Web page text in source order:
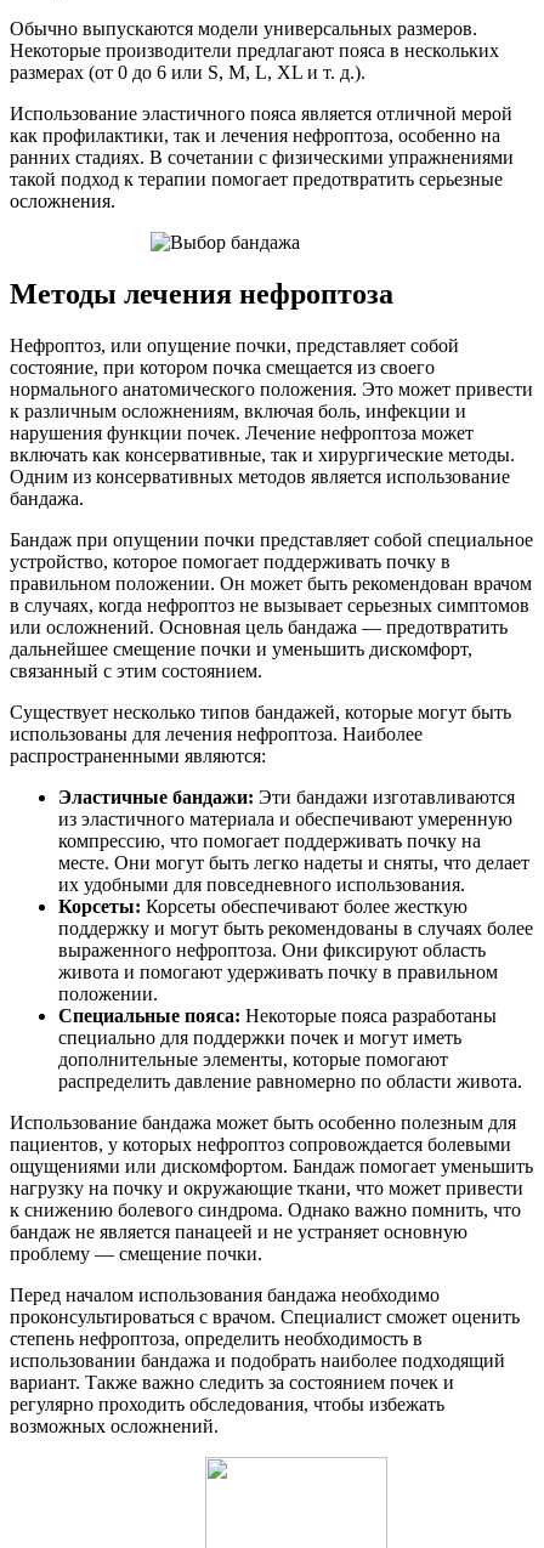
Обычно выпускаются модели универсальных размеров.
Некоторые производители предлагают пояса в нескольких
размерах (от 0 до 6 или S, M, L, XL и т. д.).
Использование эластичного пояса является отличной мерой
как профилактики, так и лечения нефроптоза, особенно на
ранних стадиях. В сочетании с физическими упражнениями
такой подход к терапии помогает предотвратить серьезные
осложнения.
Методы лечения нефроптоза
Нефроптоз, или опущение почки, представляет собой
состояние, при котором почка смещается из своего
нормального анатомического положения. Это может привести
к различным осложнениям, включая боль, инфекции и
нарушения функции почек. Лечение нефроптоза может
включать как консервативные, так и хирургические методы.
Одним из консервативных методов является использование
бандажа.
Бандаж при опущении почки представляет собой специальное
устройство, которое помогает поддерживать почку в
правильном положении. Он может быть рекомендован врачом
в случаях, когда нефроптоз не вызывает серьезных симптомов
или осложнений. Основная цель бандажа — предотвратить
дальнейшее смещение почки и уменьшить дискомфорт,
связанный с этим состоянием.
Существует несколько типов бандажей, которые могут быть
использованы для лечения нефроптоза. Наиболее
распространенными являются:
Эластичные бандажи: Эти бандажи изготавливаются
из эластичного материала и обеспечивают умеренную
компрессию, что помогает поддерживать почку на
месте. Они могут быть легко надеты и сняты, что делает
их удобными для повседневного использования.
Корсеты: Корсеты обеспечивают более жесткую
поддержку и могут быть рекомендованы в случаях более
выраженного нефроптоза. Они фиксируют область
живота и помогают удерживать почку в правильном
положении.
Специальные пояса: Некоторые пояса разработаны
специально для поддержки почек и могут иметь
дополнительные элементы, которые помогают
распределить давление равномерно по области живота.
Использование бандажа может быть особенно полезным для
пациентов, у которых нефроптоз сопровождается болевыми
ощущениями или дискомфортом. Бандаж помогает уменьшить
нагрузку на почку и окружающие ткани, что может привести
к снижению болевого синдрома. Однако важно помнить, что
бандаж не является панацеей и не устраняет основную
проблему — смещение почки.
Перед началом использования бандажа необходимо
проконсультироваться с врачом. Специалист сможет оценить
степень нефроптоза, определить необходимость в
использовании бандажа и подобрать наиболее подходящий
вариант. Также важно следить за состоянием почек и
регулярно проходить обследования, чтобы избежать
возможных осложнений.